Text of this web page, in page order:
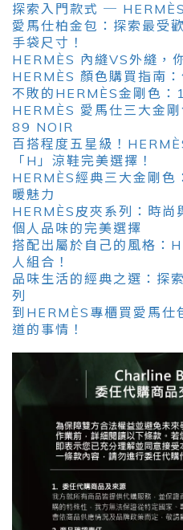
探索入門款式 ─
愛馬仕柏金包：探索最受
手袋尺寸！
HERMÈS 內縫VS外縫，
HERMÈS 顏色購買指南
不敗的HERMÈS金剛色
HERMÈS 愛馬仕三大金
89 NOIR
百搭程度五星級！
「H」涼鞋完美選擇！
HERMÈS經典三大金剛
暖魅力
HERMÈS皮夾系列：時尚
個人品味的完美選擇
搭配出屬於自己的風格：
人組合！
品味生活的經典之選：探
列
到HERMÈS專櫃買愛馬仕
道的事情！